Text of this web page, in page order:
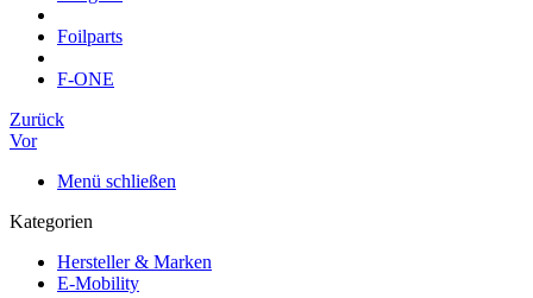
Foilparts
F-ONE
Zurück
Vor
Menü schließen
Kategorien
Hersteller & Marken
E-Mobility